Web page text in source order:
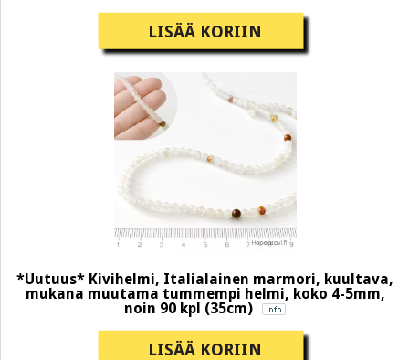
LISÄÄ KORIIN
*Uutuus* Kivihelmi, Italialainen marmori, kuultava,
mukana muutama tummempi helmi, koko 4-5mm,
noin 90 kpl (35cm)
LISÄÄ KORIIN